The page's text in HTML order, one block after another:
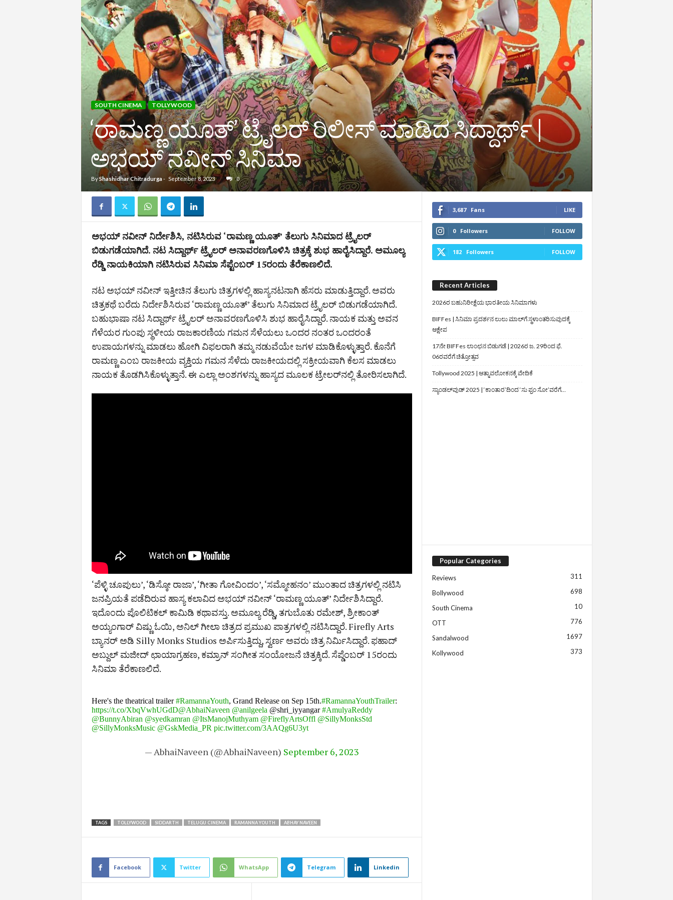
SOUTH CINEMA TOLLYWOOD
‘ರಾಮಣ್ಣ ಯೂತ್‌’ ಟ್ರೈಲರ್‌ ರಿಲೀಸ್‌ ಮಾಡಿದ ಸಿದ್ದಾರ್ಥ್‌ |
ಅಭಯ್‌ ನವೀನ್‌ ಸಿನಿಮಾ
ByShashidhar Chitradurga- September 8, 2023 0
ಅಭಯ್‌ ನವೀನ್‌ ನಿರ್ದೇಶಿಸಿ, ನಟಿಸಿರುವ ‘ರಾಮಣ್ಣ ಯೂತ್‌’ ತೆಲುಗು ಸಿನಿಮಾದ ಟ್ರೈಲರ್‌
ಬಿಡುಗಡೆಯಾಗಿದೆ. ನಟ ಸಿದ್ದಾರ್ಥ್‌ ಟ್ರೈಲರ್‌ ಅನಾವರಣಗೊಳಿಸಿ ಚಿತ್ರಕ್ಕೆ ಶುಭ ಹಾರೈಸಿದ್ದಾರೆ. ಅಮೂಲ್ಯ
ರೆಡ್ಡಿ ನಾಯಕಿಯಾಗಿ ನಟಿಸಿರುವ ಸಿನಿಮಾ ಸೆಪ್ಟೆಂಬರ್‌ 15ರಂದು ತೆರೆಕಾಣಲಿದೆ.
ನಟ ಅಭಯ್‌ ನವೀನ್‌ ಇತ್ತೀಚಿನ ತೆಲುಗು ಚಿತ್ರಗಳಲ್ಲಿ ಹಾಸ್ಯನಟನಾಗಿ ಹೆಸರು ಮಾಡುತ್ತಿದ್ದಾರೆ. ಅವರು
ಚಿತ್ರಕಥೆ ಬರೆದು ನಿರ್ದೇಶಿಸಿರುವ ‘ರಾಮಣ್ಣ ಯೂತ್‌’ ತೆಲುಗು ಸಿನಿಮಾದ ಟ್ರೈಲರ್‌ ಬಿಡುಗಡೆಯಾಗಿದೆ.
ಬಹುಭಾಷಾ ನಟ ಸಿದ್ದಾರ್ಥ್‌ ಟ್ರೈಲರ್‌ ಅನಾವರಣಗೊಳಿಸಿ ಶುಭ ಹಾರೈಸಿದ್ದಾರೆ. ನಾಯಕ ಮತ್ತು ಅವನ
ಗೆಳೆಯರ ಗುಂಪು ಸ್ಥಳೀಯ ರಾಜಕಾರಣಿಯ ಗಮನ ಸೆಳೆಯಲು ಒಂದರ ನಂತರ ಒಂದರಂತೆ
ಉಪಾಯಗಳನ್ನು ಮಾಡಲು ಹೋಗಿ ವಿಫಲರಾಗಿ ತಮ್ಮ ನಡುವೆಯೇ ಜಗಳ ಮಾಡಿಕೊಳ್ಳುತ್ತಾರೆ. ಕೊನೆಗೆ
ರಾಮಣ್ಣ ಎಂಬ ರಾಜಕೀಯ ವ್ಯಕ್ತಿಯ ಗಮನ ಸೆಳೆದು ರಾಜಕೀಯದಲ್ಲಿ ಸಕ್ರೀಯವಾಗಿ ಕೆಲಸ ಮಾಡಲು
ನಾಯಕ ತೊಡಗಿಸಿಕೊಳ್ಳುತ್ತಾನೆ. ಈ ಎಲ್ಲಾ ಅಂಶಗಳನ್ನು ಹಾಸ್ಯದ ಮೂಲಕ ಟ್ರೇಲರ್‌ನಲ್ಲಿ ತೋರಿಸಲಾಗಿದೆ.
‘ಪೆಳ್ಳಿ ಚೂಪುಲು’, ‘ಡಿಸ್ಕೋ ರಾಜಾ’, ‘ಗೀತಾ ಗೋವಿಂದಂ’, ‘ಸಮ್ಮೋಹನಂ’ ಮುಂತಾದ ಚಿತ್ರಗಳಲ್ಲಿ ನಟಿಸಿ
ಜನಪ್ರಿಯತೆ ಪಡೆದಿರುವ ಹಾಸ್ಯ ಕಲಾವಿದ ಅಭಯ್‌ ನವೀನ್‌ ‘ರಾಮಣ್ಣ ಯೂತ್‌’ ನಿರ್ದೇಶಿಸಿದ್ದಾರೆ.
ಇದೊಂದು ಪೊಲಿಟಿಕಲ್‌ ಕಾಮಿಡಿ ಕಥಾವಸ್ತು. ಅಮೂಲ್ಯ ರೆಡ್ಡಿ, ತಗುಬೊತು ರಮೇಶ್, ಶ್ರೀಕಾಂತ್
ಅಯ್ಯಂಗಾರ್ ವಿಷ್ಣು ಓಯಿ, ಅನಿಲ್ ಗೀಲಾ ಚಿತ್ರದ ಪ್ರಮುಖ ಪಾತ್ರಗಳಲ್ಲಿ ನಟಿಸಿದ್ದಾರೆ. Firefly Arts
ಬ್ಯಾನರ್‌ ಅಡಿ Silly Monks Studios ಅರ್ಪಿಸುತ್ತಿದ್ದು, ಸ್ವರ್ಣ ಅವರು ಚಿತ್ರ ನಿರ್ಮಿಸಿದ್ದಾರೆ. ಫಹಾದ್‌
ಅಬ್ದುಲ್‌ ಮಜೀದ್‌ ಛಾಯಾಗ್ರಹಣ, ಕಮ್ರಾನ್‌ ಸಂಗೀತ ಸಂಯೋಜನೆ ಚಿತ್ರಕ್ಕಿದೆ. ಸೆಪ್ಡೆಂಬರ್‌ 15ರಂದು
ಸಿನಿಮಾ ತೆರೆಕಾಣಲಿದೆ.
Here's the theatrical trailer#RamannaYouth, Grand Release on Sep 15th.#RamannaYouthTrailer:
https://t.co/XbqVwhUGdD@AbhaiNaveen @anilgeela @shri_iyyangar#AmulyaReddy
@BunnyAbiran @syedkamran @ItsManojMuthyam @FireflyArtsOffl @SillyMonksStd
@SillyMonksMusic @GskMedia_PR pic.twitter.com/3AAQg6U3yt
— AbhaiNaveen (@AbhaiNaveen) September 6, 2023
TAGS TOLLYWOOD SIDDARTH TELUGU CINEMA RAMANNA YOUTH ABHAY NAVEEN
Facebook Twitter WhatsApp Telegram Linkedin
3,687 Fans LIKE
0 Followers FOLLOW
182 Followers FOLLOW
Recent Articles
2026ರ ಬಹುನಿರೀಕ್ಷೆಯ ಭಾರತೀಯ ಸಿನಿಮಾಗಳು
BIFFes | ಸಿನಿಮಾ ಪ್ರದರ್ಶನ ಲುಲು ಮಾಲ್‌ಗೆ ಸ್ಥಳಾಂತರಿಸುವುದಕ್ಕೆ
ಆಕ್ಷೇಪ
17ನೇ BIFFes ಲಾಂಛನ ಬಿಡುಗಡೆ | 2026ರ ಜ. 29ರಿಂದ ಫೆ.
06ರವರೆಗೆ ಚಿತ್ರೋತ್ಸವ
Tollywood 2025 | ಆತ್ಮಾವಲೋಕನಕ್ಕೆ ವೇದಿಕೆ
ಸ್ಯಾಂಡಲ್‌ವುಡ್‌ 2025 | ‘ಕಾಂತಾರ’ದಿಂದ ‘ಸು ಫ್ರಂ ಸೋ’ವರೆಗೆ…
Popular Categories
Reviews 311
Bollywood 698
South Cinema 10
OTT 776
Sandalwood 1697
Kollywood 373